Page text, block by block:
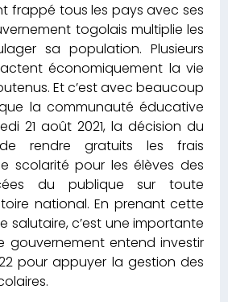
frappé tous les pays avec ses
togolais multiplie les
sa population. Plusieurs
économiquement la vie
Et c’est avec beaucoup
la communauté éducative
21 août 2021, la décision du
rendre gratuits les frais
scolarité pour les élèves des
du publique sur toute
national. En prenant cette
salutaire, c’est une importante
gouvernement entend investir
pour appuyer la gestion des